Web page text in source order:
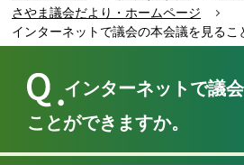
さやま議会だより・ホームページ
インターネットで議会の本会議を見るこ
ら
インターネットで議
ことができますか。